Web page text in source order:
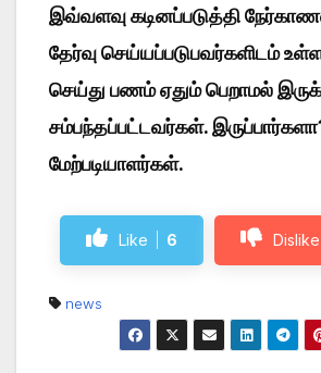
இவ்வளவு கடினப்படுத்தி
தேர்வு செய்யப்படுபவர்களிடம்
செய்து பணம் ஏதும் பெறாமல்
சம்பந்தப்பட்டவர்கள்.
மேற்படியாளர்கள்.
Like 6 Dislike
news